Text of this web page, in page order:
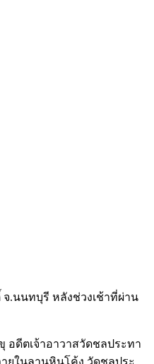
.นนทบุรี หลังช่วงเช้าที่ผ่าน
ดีตเจ้าอาวาสวัดชลประทา
ยในลานหินโค้ง วัดชลประ